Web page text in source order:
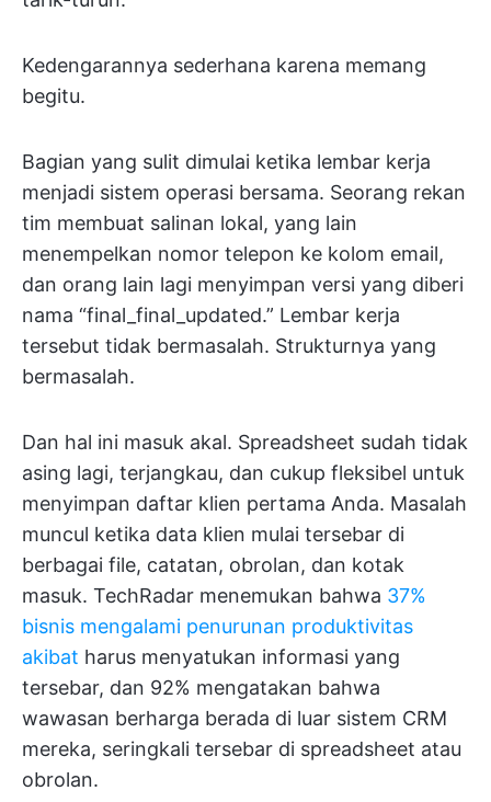
Kedengarannya sederhana karena memang
begitu.
Bagian yang sulit dimulai ketika lembar kerja
menjadi sistem operasi bersama. Seorang rekan
tim membuat salinan lokal, yang lain
menempelkan nomor telepon ke kolom email,
dan orang lain lagi menyimpan versi yang diberi
nama “final_final_updated.” Lembar kerja
tersebut tidak bermasalah. Strukturnya yang
bermasalah.
Dan hal ini masuk akal. Spreadsheet sudah tidak
asing lagi, terjangkau, dan cukup fleksibel untuk
menyimpan daftar klien pertama Anda. Masalah
muncul ketika data klien mulai tersebar di
berbagai file, catatan, obrolan, dan kotak
masuk. TechRadar menemukan bahwa 37%
bisnis mengalami penurunan produktivitas
akibat harus menyatukan informasi yang
tersebar, dan 92% mengatakan bahwa
wawasan berharga berada di luar sistem CRM
mereka, seringkali tersebar di spreadsheet atau
obrolan.